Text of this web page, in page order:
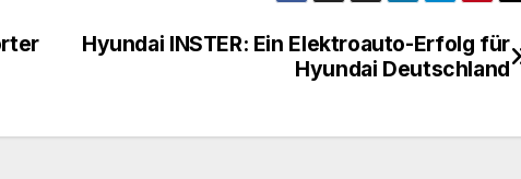
Hyundai INSTER: Ein Elektroauto-Erfolg für
Hyundai Deutschland